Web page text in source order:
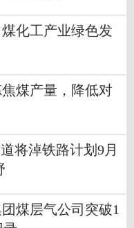
化工产业绿色发
煤产量，降低对
将淖铁路计划9月
煤层气公司突破1